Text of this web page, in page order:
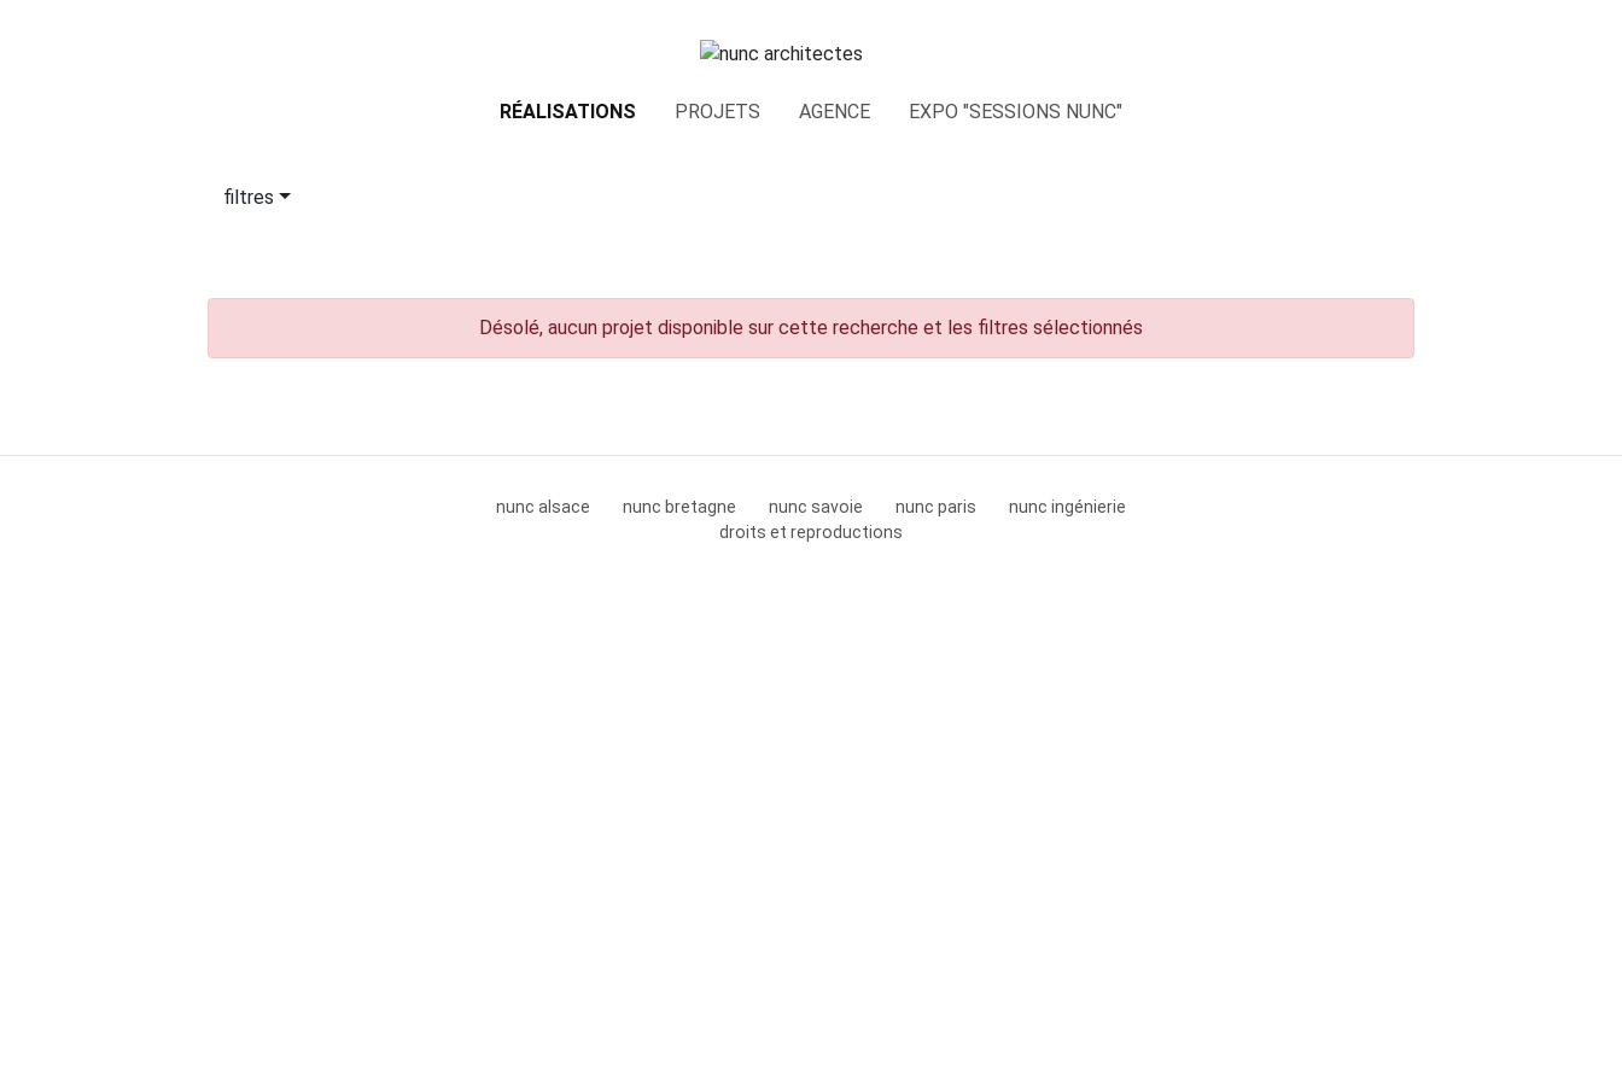
RÉALISATIONS PROJETS AGENCE EXPO "SESSIONS NUNC"
filtres
Désolé, aucun projet disponible sur cette recherche et les filtres sélectionnés
nunc alsace nunc bretagne nunc savoie nunc paris
nunc ingénierie
droits et reproductions